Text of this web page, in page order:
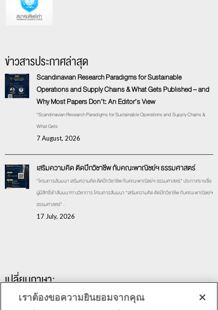
ข่าวสารประกาศล่าสุด
Scandinavian Research Paradigms for Sustainable
Operations and Supply Chains & What Gets Published – and
Why Most Papers Don’t: An Editor’s View
“Scandinavian Research Paradigms for Sustainable Operations and Supply Chains &
What Gets
7 August, 2026
เสริมความคิด ติดปีกวิชาชีพ กับคณะพาณิชย์ฯ ธรรมศาสตร์
“โครงการสัมมนา เสริมความคิด ติดปีกวิชาชีพ กับคณะพาณิชย์ฯ ธรรมศาสตร์” ประกาศรายชื่อ
ผู้มีสิทธิ์เข้าสัมมนาทางวิชาการ โครงการสัมมนา “เสริมความคิด ติดปีกวิชาชีพ กับคณะพาณิชย์ฯ
ธรรมศาสตร์” .
17 July, 2026
เปลี่ยนภาษา:
เราต้องขอความยินยอมจากคุณ